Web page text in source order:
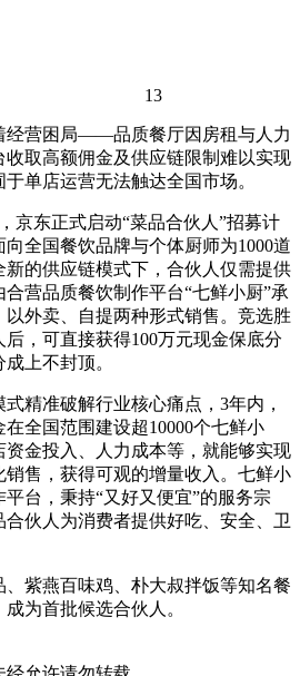
13
经营困局——品质餐厅因房租与人力
收取高额佣金及供应链限制难以实现
单店运营无法触达全国市场。
京东正式启动“菜品合伙人”招募计
全国餐饮品牌与个体厨师为1000道
的供应链模式下，合伙人仅需提供
营品质餐饮制作平台“七鲜小厨”承
外卖、自提两种形式销售。竞选胜
，可直接获得100万元现金保底分
上不封顶。
精准破解行业核心痛点，3年内，
全国范围建设超10000个七鲜小
资金投入、人力成本等，就能够实现
售，获得可观的增量收入。七鲜小
台，秉持“又好又便宜”的服务宗
伙人为消费者提供好吃、安全、卫
、紫燕百味鸡、朴大叔拌饭等知名餐
为首批候选合伙人。